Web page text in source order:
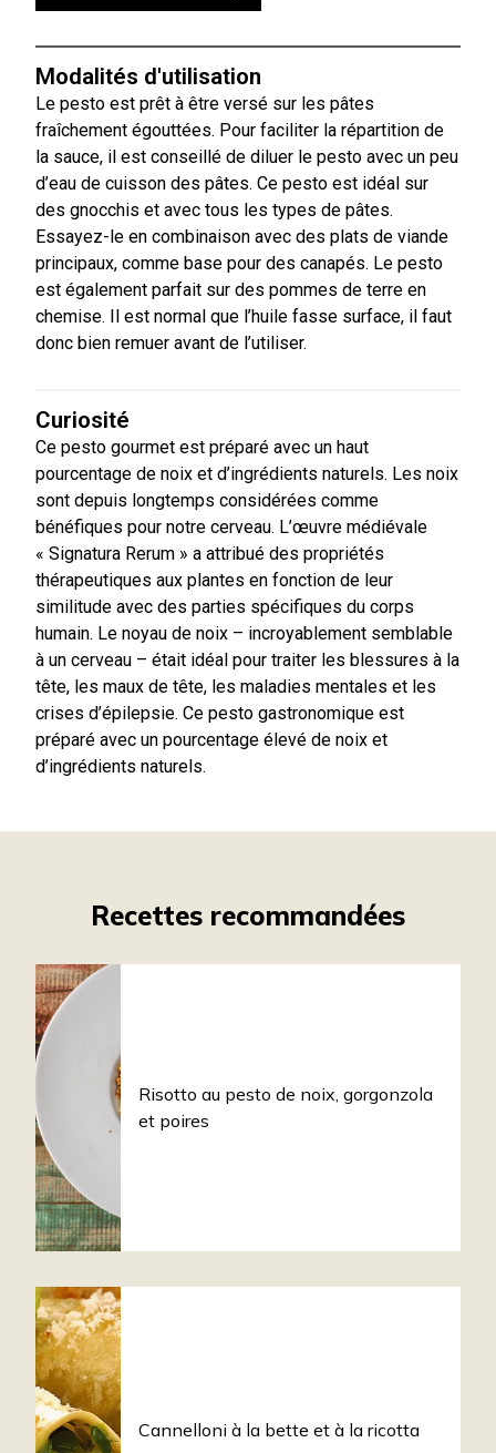
Modalités d'utilisation
Le pesto est prêt à être versé sur les pâtes
fraîchement égouttées. Pour faciliter la répartition de
la sauce, il est conseillé de diluer le pesto avec un peu
d’eau de cuisson des pâtes. Ce pesto est idéal sur
des gnocchis et avec tous les types de pâtes.
Essayez-le en combinaison avec des plats de viande
principaux, comme base pour des canapés. Le pesto
est également parfait sur des pommes de terre en
chemise. Il est normal que l’huile fasse surface, il faut
donc bien remuer avant de l’utiliser.
Curiosité
Ce pesto gourmet est préparé avec un haut
pourcentage de noix et d’ingrédients naturels. Les noix
sont depuis longtemps considérées comme
bénéfiques pour notre cerveau. L’œuvre médiévale
« Signatura Rerum » a attribué des propriétés
thérapeutiques aux plantes en fonction de leur
similitude avec des parties spécifiques du corps
humain. Le noyau de noix – incroyablement semblable
à un cerveau – était idéal pour traiter les blessures à la
tête, les maux de tête, les maladies mentales et les
crises d’épilepsie. Ce pesto gastronomique est
préparé avec un pourcentage élevé de noix et
d’ingrédients naturels.
Recettes recommandées
Risotto au pesto de noix, gorgonzola
et poires
Cannelloni à la bette et à la ricotta